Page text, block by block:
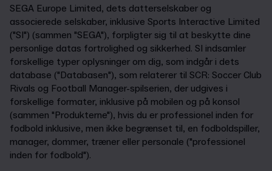
SEGA Europe Limited, dets datterselskaber og
associerede selskaber, inklusive Sports Interactive Limited
("SI") (sammen "SEGA"), forpligter sig til at beskytte dine
personlige datas fortrolighed og sikkerhed. SI indsamler
forskellige typer oplysninger om dig, som indgår i dets
database ("Databasen"), som relaterer til SCR: Soccer Club
Rivals og Football Manager-spilserien, der udgives i
forskellige formater, inklusive på mobilen og på konsol
(sammen "Produkterne"), hvis du er professionel inden for
fodbold inklusive, men ikke begrænset til, en fodboldspiller,
manager, dommer, træner eller personale ("professionel
inden for fodbold").